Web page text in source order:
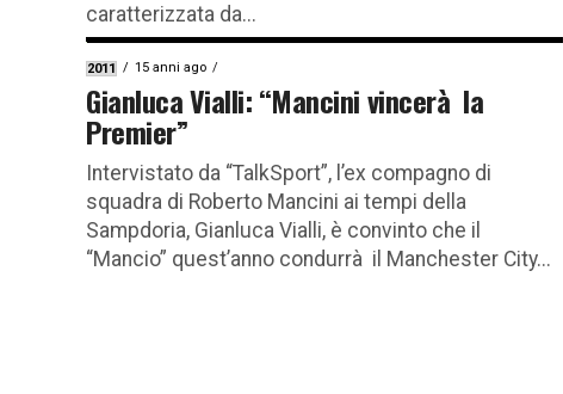
caratterizzata da...
2011 15 anni ago
Gianluca Vialli: “Mancini vincerà la
Premier”
Intervistato da “TalkSport”, l’ex compagno di
squadra di Roberto Mancini ai tempi della
Sampdoria, Gianluca Vialli, è convinto che il
“Mancio” quest’anno condurrà il Manchester City...